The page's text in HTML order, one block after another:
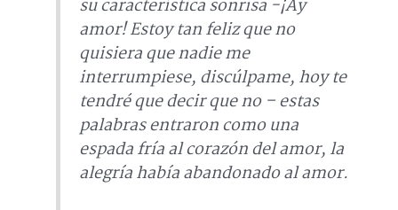
su característica sonrisa -¡Ay
amor! Estoy tan feliz que no
quisiera que nadie me
interrumpiese, discúlpame, hoy te
tendré que decir que no – estas
palabras entraron como una
espada fría al corazón del amor, la
alegría había abandonado al amor.